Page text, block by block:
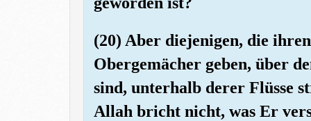
(20) Aber diejenigen, die
Obergemächer geben, über
sind, unterhalb derer Flüsse
Allah bricht nicht, was Er